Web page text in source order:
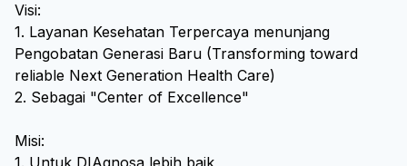
Visi:
1. Layanan Kesehatan Terpercaya menunjang
Pengobatan Generasi Baru (Transforming toward
reliable Next Generation Health Care)
2. Sebagai "Center of Excellence"
Misi:
1. Untuk DIAgnosa lebih baik